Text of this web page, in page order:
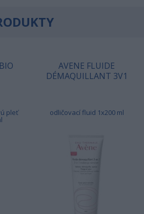
pleť
AVENE FLUIDE
DÉMAQUILLANT 3V1
odličovací fluid 1x200 ml